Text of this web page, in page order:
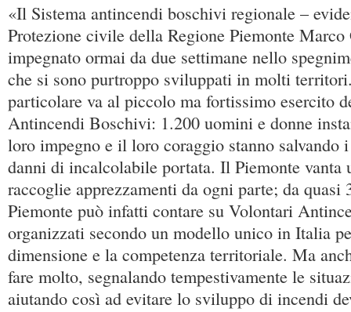
«Il Sistema antincendi boschivi regionale –
Protezione civile della Regione Piemonte Marco
impegnato ormai da due settimane nello
che si sono purtroppo sviluppati in molti
particolare va al piccolo ma fortissimo esercito
Antincendi Boschivi: 1.200 uomini e donne
loro impegno e il loro coraggio stanno salvando
danni di incalcolabile portata. Il Piemonte vanta
raccoglie apprezzamenti da ogni parte; da quasi
Piemonte può infatti contare su Volontari
organizzati secondo un modello unico in Italia
dimensione e la competenza territoriale. Ma
fare molto, segnalando tempestivamente le
aiutando così ad evitare lo sviluppo di incendi